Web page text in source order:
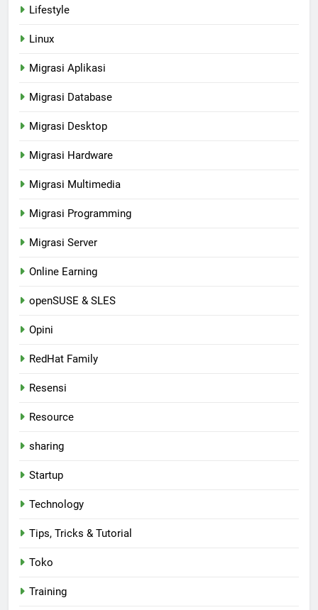
Lifestyle
Linux
Migrasi Aplikasi
Migrasi Database
Migrasi Desktop
Migrasi Hardware
Migrasi Multimedia
Migrasi Programming
Migrasi Server
Online Earning
openSUSE & SLES
Opini
RedHat Family
Resensi
Resource
sharing
Startup
Technology
Tips, Tricks & Tutorial
Toko
Training